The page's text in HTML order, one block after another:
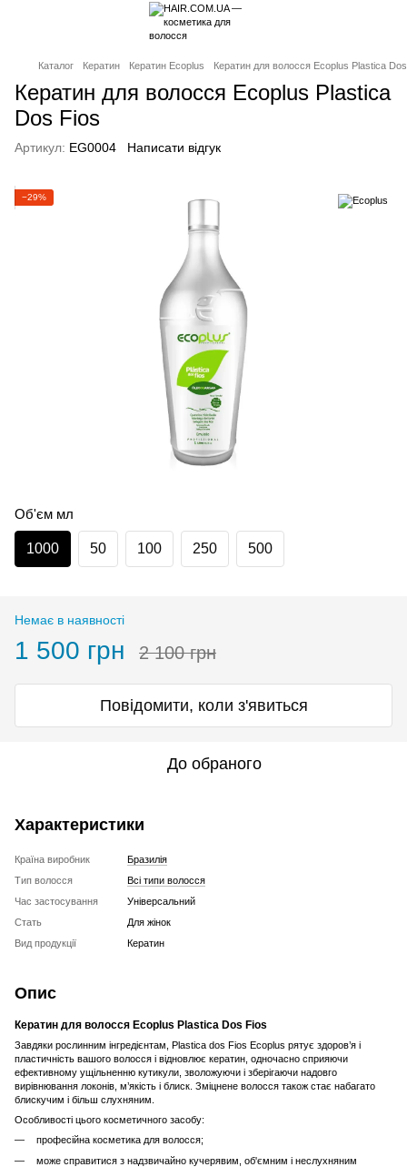
Каталог Кератин Кератин Ecoplus Кератин для волосся Ecoplus Plastica
Кератин для волосся Ecoplus Plastica
Dos Fios
Артикул: EG0004 Написати відгук
−29%
Об'єм мл
1000 50 100 250 500
Немає в наявності
1 500 грн 2 100 грн
Повідомити, коли з'явиться
До обраного
Характеристики
Країна виробник
Бразилія
Тип волосся
Всі типи волосся
Час застосування
Універсальний
Стать
Для жінок
Вид продукції
Кератин
Опис
Кератин для волосся Ecoplus Plastica Dos Fios
Завдяки рослинним інгредієнтам, Plastica dos Fios Ecoplus рятує здоров’я і
пластичність вашого волосся і відновлює кератин, одночасно сприяючи
ефективному ущільненню кутикули, зволожуючи і зберігаючи надовго
вирівнювання локонів, м’якість і блиск. Зміцнене волосся також стає набагато
блискучим і більш слухняним.
Особливості цього косметичного засобу:
професійна косметика для волосся;
може справитися з надзвичайно кучерявим, об'ємним і неслухняним